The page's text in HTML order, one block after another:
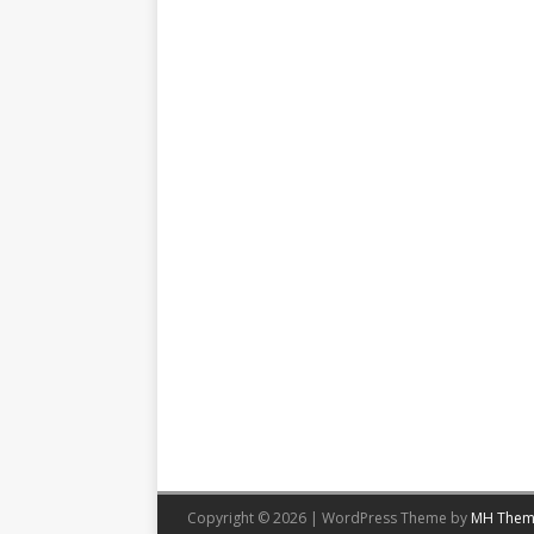
Copyright © 2026 | WordPress Theme by MH